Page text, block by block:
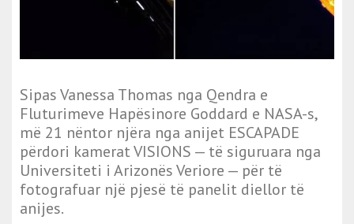
Sipas Vanessa Thomas nga Qendra e
Fluturimeve Hapësinore Goddard e NASA-s,
më 21 nëntor njëra nga anijet ESCAPADE
përdori kamerat VISIONS — të siguruara nga
Universiteti i Arizonës Veriore — për të
fotografuar një pjesë të panelit diellor të
anijes.